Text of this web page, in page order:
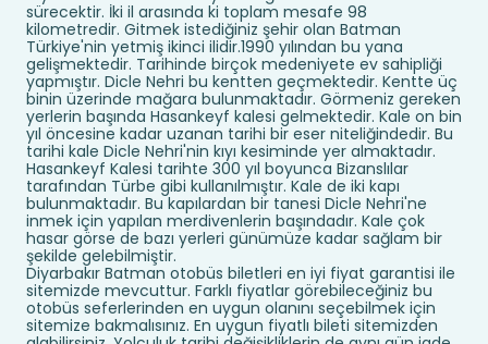
sürecektir. İki il arasında ki toplam mesafe 98
kilometredir. Gitmek istediğiniz şehir olan Batman
Türkiye'nin yetmiş ikinci ilidir.1990 yılından bu yana
gelişmektedir. Tarihinde birçok medeniyete ev sahipliği
yapmıştır. Dicle Nehri bu kentten geçmektedir. Kentte üç
binin üzerinde mağara bulunmaktadır. Görmeniz gereken
yerlerin başında Hasankeyf kalesi gelmektedir. Kale on bin
yıl öncesine kadar uzanan tarihi bir eser niteliğindedir. Bu
tarihi kale Dicle Nehri'nin kıyı kesiminde yer almaktadır.
Hasankeyf Kalesi tarihte 300 yıl boyunca Bizanslılar
tarafından Türbe gibi kullanılmıştır. Kale de iki kapı
bulunmaktadır. Bu kapılardan bir tanesi Dicle Nehri'ne
inmek için yapılan merdivenlerin başındadır. Kale çok
hasar görse de bazı yerleri günümüze kadar sağlam bir
şekilde gelebilmiştir.
Diyarbakır Batman otobüs biletleri en iyi fiyat garantisi ile
sitemizde mevcuttur. Farklı fiyatlar görebileceğiniz bu
otobüs seferlerinden en uygun olanını seçebilmek için
sitemize bakmalısınız. En uygun fiyatlı bileti sitemizden